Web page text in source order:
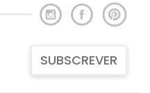
SUBSCREVER